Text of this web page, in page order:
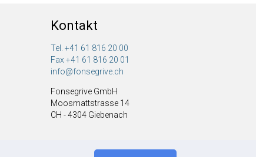
Kontakt
Tel. +41 61 816 20 00
Fax +41 61 816 20 01
info@fonsegrive.ch
Fonsegrive GmbH
Moosmattstrasse 14
CH - 4304 Giebenach